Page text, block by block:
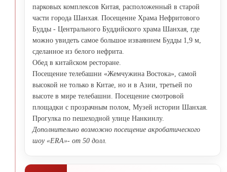
парковых комплексов Китая, расположенный в старой
части города Шанхая. Посещение Храма Нефритового
Будды - Центрального Буддийского храма Шанхая, где
можно увидеть самое большое изваянием Будды 1,9 м,
сделанное из белого нефрита.
Обед в китайском ресторане.
Посещение телебашни «Жемчужина Востока», самой
высокой не только в Китае, но и в Азии, третьей по
высоте в мире телебашни. Посещение смотровой
площадки с прозрачным полом, Музей истории Шанхая.
Прогулка по пешеходной улице Нанкинлу.
Дополнительно возможно посещение акробатического
шоу «ERA»- от 50 долл.